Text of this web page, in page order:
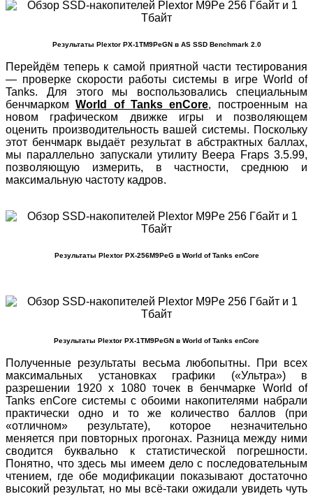
Результаты Plextor PX-1TM9PeGN в AS SSD Benchmark 2.0
Перейдём теперь к самой приятной части тестирования
— проверке скорости работы системы в игре World of
Tanks. Для этого мы воспользовались специальным
бенчмаркомWorld of Tanks enCore, построенным на
новом графическом движке игры и позволяющем
оценить производительность вашей системы. Поскольку
этот бенчмарк выдаёт результат в абстрактных баллах,
мы параллельно запускали утилиту Beepa Fraps 3.5.99,
позволяющую измерить, в частности, среднюю и
максимальную частоту кадров.
Результаты Plextor PX-256M9PeG в World of Tanks enCore
Результаты Plextor PX-1TM9PeGN в World of Tanks enCore
Полученные результаты весьма любопытны. При всех
максимальных установках графики («Ультра») в
разрешении 1920 х 1080 точек в бенчмарке World of
Tanks enCore системы с обоими накопителями набрали
практически одно и то же количество баллов (при
«отличном» результате), которое незначительно
меняется при повторных прогонах. Разница между ними
сводится буквально к статистической погрешности.
Понятно, что здесь мы имеем дело с последовательным
чтением, где обе модификации показывают достаточно
высокий результат, но мы всё-таки ожидали увидеть чуть